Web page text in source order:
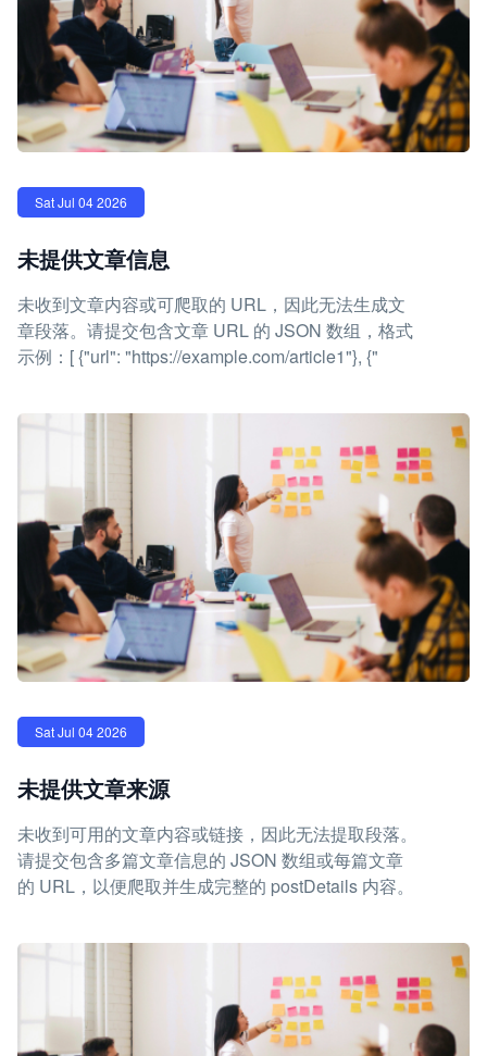
Sat Jul 04 2026
未提供文章信息
未收到文章内容或可爬取的 URL，因此无法生成文
章段落。请提交包含文章 URL 的 JSON 数组，格式
示例：[ {"url": "https://example.com/article1"}, {"
Sat Jul 04 2026
未提供文章来源
未收到可用的文章内容或链接，因此无法提取段落。
请提交包含多篇文章信息的 JSON 数组或每篇文章
的 URL，以便爬取并生成完整的 postDetails 内容。